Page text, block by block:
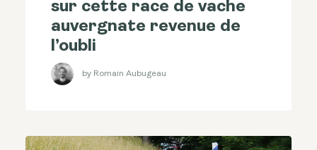
sur cette race de vache
auvergnate revenue de
l’oubli
by Romain Aubugeau